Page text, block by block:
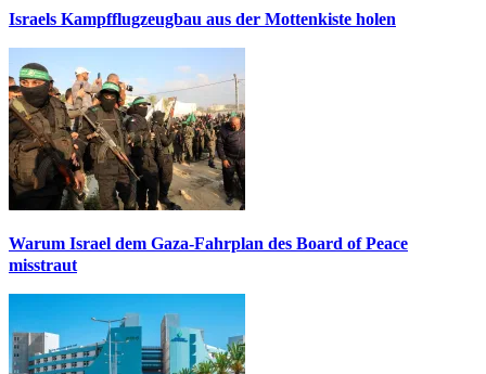
Israels Kampfflugzeugbau aus der Mottenkiste holen
Warum Israel dem Gaza-Fahrplan des Board of Peace
misstraut